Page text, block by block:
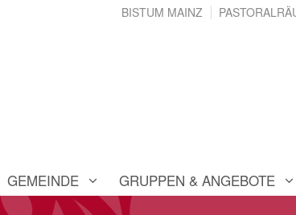
BISTUM MAINZ
GEMEINDE GRUPPEN & ANGEBOTE